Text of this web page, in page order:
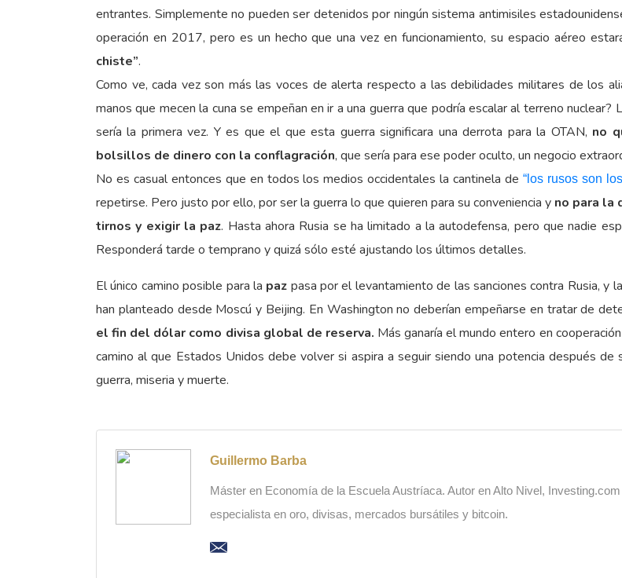
entrantes. Simplemente no pueden ser detenidos por ningún sistema antimisiles
operación en 2017, pero es un hecho que una vez en funcionamiento, su espacio aéreo
chiste”.
Como ve, cada vez son más las voces de alerta respecto a las debilidades militares de los
manos que mecen la cuna se empeñan en ir a una guerra que podría escalar al terreno
sería la primera vez. Y es que el que esta guerra significara una derrota para la OTAN, no
bolsillos de dinero con la conflagración, que sería para ese poder oculto, un negocio
No es casual entonces que en todos los medios occidentales la cantinela de“los rusos son
repetirse. Pero justo por ello, por ser la guerra lo que quieren para su conveniencia y no para la
tirnos y exigir la paz. Hasta ahora Rusia se ha limitado a la autodefensa, pero que nadie
Responderá tarde o temprano y quizá sólo esté ajustando los últimos detalles.
El único camino posible para la paz pasa por el levantamiento de las sanciones contra Rusia, y
han planteado desde Moscú y Beijing. En Washington no deberían empeñarse en tratar de
el fin del dólar como divisa global de reserva. Más ganaría el mundo entero en
camino al que Estados Unidos debe volver si aspira a seguir siendo una potencia después
guerra, miseria y muerte.
Guillermo Barba
Máster en Economía de la Escuela Austríaca. Autor en Alto Nivel,
especialista en oro, divisas, mercados bursátiles y bitcoin.